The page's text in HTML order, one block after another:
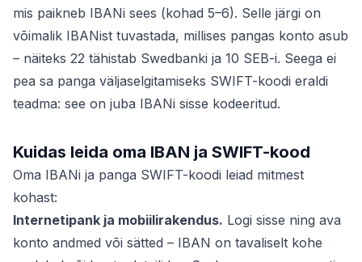
mis paikneb IBANi sees (kohad 5–6). Selle järgi on
võimalik IBANist tuvastada, millises pangas konto asub
– näiteks 22 tähistab Swedbanki ja 10 SEB-i. Seega ei
pea sa panga väljaselgitamiseks SWIFT-koodi eraldi
teadma: see on juba IBANi sisse kodeeritud.
Kuidas leida oma IBAN ja SWIFT-kood
Oma IBANi ja panga SWIFT-koodi leiad mitmest
kohast:
Internetipank ja mobiilirakendus. Logi sisse ning ava
konto andmed või sätted – IBAN on tavaliselt kohe